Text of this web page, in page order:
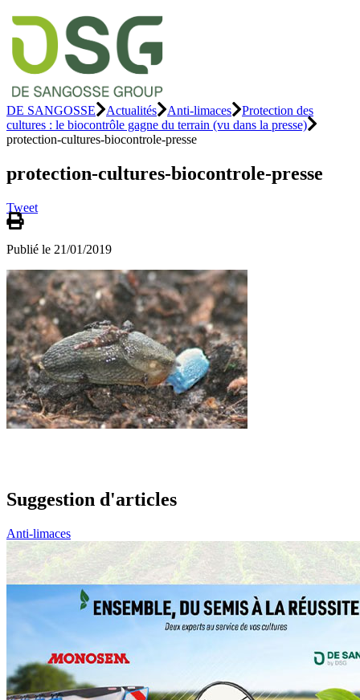
DE SANGOSSE Actualités Anti-limaces
Protection des
cultures : le biocontrôle gagne du terrain (vu dans la presse)
protection-cultures-biocontrole-presse
protection-cultures-biocontrole-presse
Tweet
Publié le 21/01/2019
Suggestion d'articles
Anti-limaces